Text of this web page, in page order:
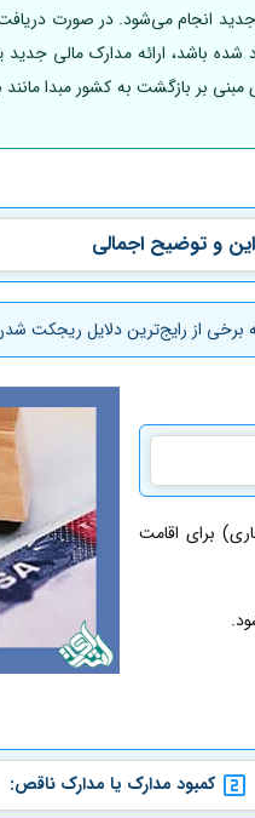
انجام می‌شود. در صورت دریافت
شده باشد، ارائه مدارک مالی
بر بازگشت به کشور مبدا
و توضیح اجمالی
از رایج‌ترین دلایل ریجکت
برای اقامت
کمبود مدارک یا مدارک ناقص: